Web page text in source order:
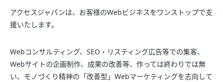
アクセスジャパンは、お客様のWebビジネスをワンストップで支
援いたします。
Webコンサルティング、SEO・リスティング広告等での集客、
Webサイトの企画制作、成果の改善等、作っては終わりでは無
い、モノづくり精神の「改善型」Webマーケティングを志向して